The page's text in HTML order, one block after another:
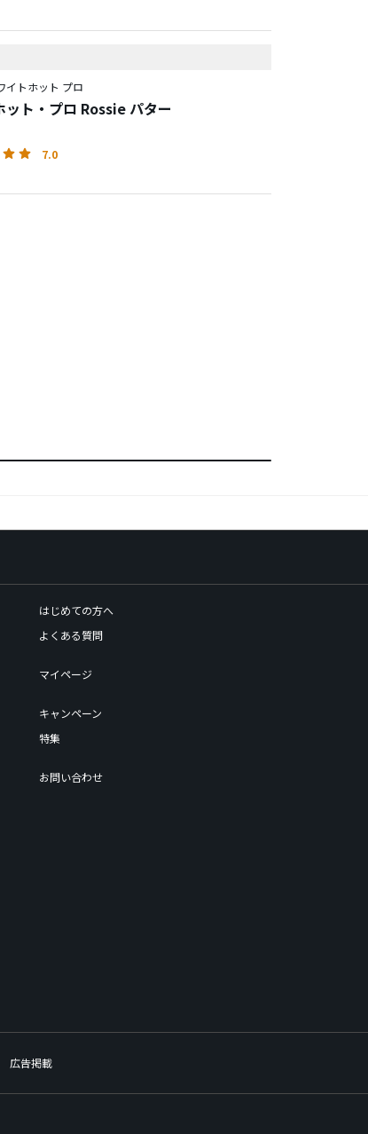
イトホット プロ
ット・プロ Rossie パター
7.0
はじめての方へ
よくある質問
マイページ
キャンペーン
特集
お問い合わせ
広告掲載